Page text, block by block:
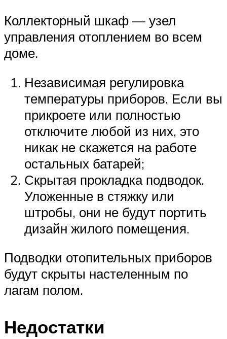
Коллекторный шкаф — узел
управления отоплением во всем
доме.
Независимая регулировка
температуры приборов. Если вы
прикроете или полностью
отключите любой из них, это
никак не скажется на работе
остальных батарей;
Скрытая прокладка подводок.
Уложенные в стяжку или
штробы, они не будут портить
дизайн жилого помещения.
Подводки отопительных приборов
будут скрыты настеленным по
лагам полом.
Недостатки